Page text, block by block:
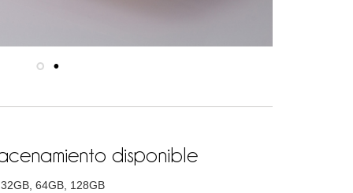
disponible
64GB, 128GB